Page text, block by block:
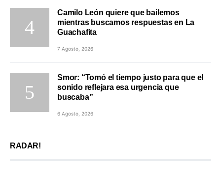
Camilo León quiere que bailemos
mientras buscamos respuestas en La
Guachafita
7 Agosto, 2026
Smor: “Tomó el tiempo justo para que el
sonido reflejara esa urgencia que
buscaba”
6 Agosto, 2026
RADAR!